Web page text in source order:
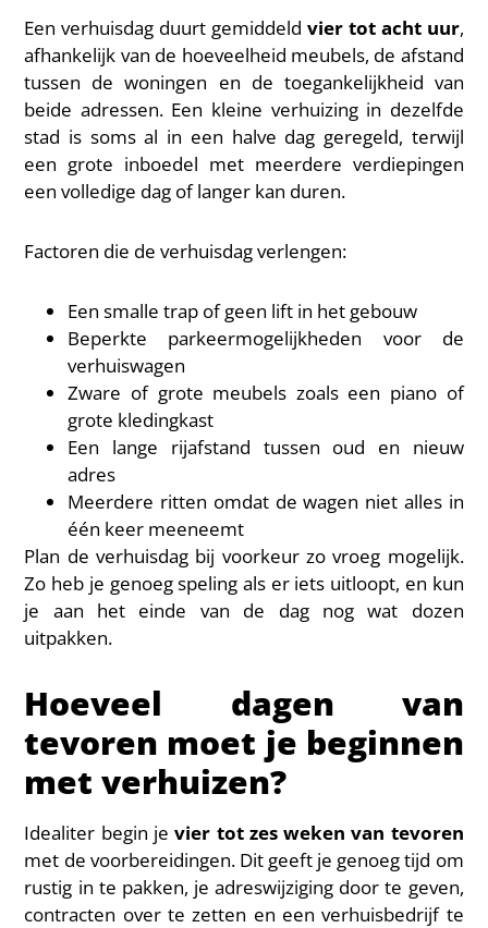
Een verhuisdag duurt gemiddeld vier tot acht uur,
afhankelijk van de hoeveelheid meubels, de afstand
tussen de woningen en de toegankelijkheid van
beide adressen. Een kleine verhuizing in dezelfde
stad is soms al in een halve dag geregeld, terwijl
een grote inboedel met meerdere verdiepingen
een volledige dag of langer kan duren.
Factoren die de verhuisdag verlengen:
Een smalle trap of geen lift in het gebouw
Beperkte parkeermogelijkheden voor de
verhuiswagen
Zware of grote meubels zoals een piano of
grote kledingkast
Een lange rijafstand tussen oud en nieuw
adres
Meerdere ritten omdat de wagen niet alles in
één keer meeneemt
Plan de verhuisdag bij voorkeur zo vroeg mogelijk.
Zo heb je genoeg speling als er iets uitloopt, en kun
je aan het einde van de dag nog wat dozen
uitpakken.
Hoeveel dagen van
tevoren moet je beginnen
met verhuizen?
Idealiter begin jevier tot zes weken van tevoren
met de voorbereidingen. Dit geeft je genoeg tijd om
rustig in te pakken, je adreswijziging door te geven,
contracten over te zetten en een verhuisbedrijf te